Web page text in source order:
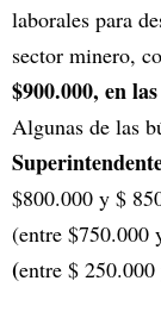
laborales para
sector minero,
$900.000, en
Algunas de las
$800.000 y $
(entre $750.000
(entre $